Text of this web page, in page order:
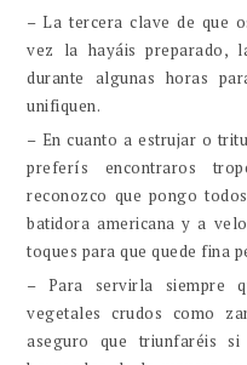
– La tercera clave de que
vez la hayáis preparado,
durante algunas horas
unifiquen.
– En cuanto a estrujar o
preferís encontraros
reconozco que pongo
batidora americana y a
toques para que quede fina
– Para servirla siempre
vegetales crudos como
aseguro que triunfaréis